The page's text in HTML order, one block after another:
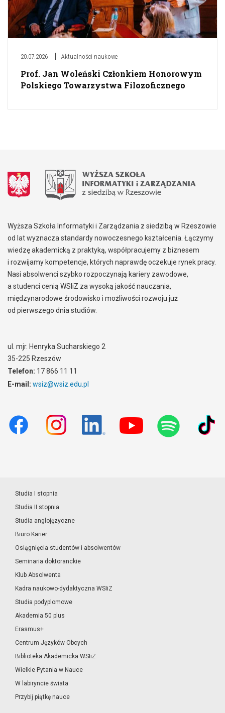
20.07.2026 Aktualności naukowe
Prof. Jan Woleński Członkiem Honorowym
Polskiego Towarzystwa Filozoficznego
Wyższa Szkoła Informatyki i Zarządzania z siedzibą w Rzeszowie
od lat wyznacza standardy nowoczesnego kształcenia. Łączymy
wiedzę akademicką z praktyką, współpracujemy z biznesem
i rozwijamy kompetencje, których naprawdę oczekuje rynek pracy.
Nasi absolwenci szybko rozpoczynają kariery zawodowe,
a studenci cenią WSIiZ za wysoką jakość nauczania,
międzynarodowe środowisko i możliwości rozwoju już
od pierwszego dnia studiów.
ul. mjr. Henryka Sucharskiego 2
35-225 Rzeszów
Telefon: 17 866 11 11
E-mail: wsiz@wsiz.edu.pl
Studia I stopnia
Studia II stopnia
Studia anglojęzyczne
Biuro Karier
Osiągnięcia studentów i absolwentów
Seminaria doktoranckie
Klub Absolwenta
Kadra naukowo-dydaktyczna WSIiZ
Studia podyplomowe
Akademia 50 plus
Erasmus+
Centrum Języków Obcych
Biblioteka Akademicka WSIiZ
Wielkie Pytania w Nauce
W labiryncie świata
Przybij piątkę nauce